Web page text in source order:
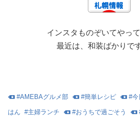
インスタものぞいてやっ
最近は、和装ばかりで
#AMEBAグルメ部 #簡単レシピ #今
はん #主婦ランチ #おうちで過ごそう